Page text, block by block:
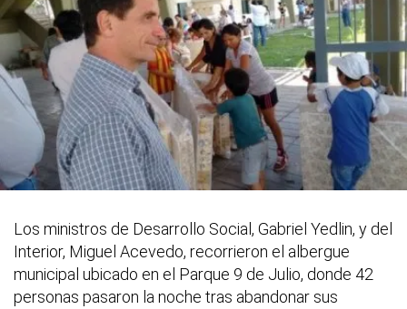
Los ministros de Desarrollo Social, Gabriel Yedlin, y del
Interior, Miguel Acevedo, recorrieron el albergue
municipal ubicado en el Parque 9 de Julio, donde 42
personas pasaron la noche tras abandonar sus